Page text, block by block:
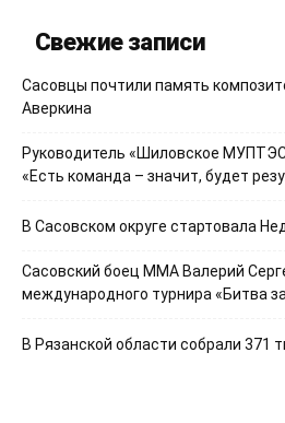
Свежие записи
Сасовцы почтили память
Аверкина
Руководитель «Шиловское
«Есть команда – значит, будет
В Сасовском округе стартовала
Сасовский боец ММА Валерий
международного турнира «Битва
В Рязанской области собрали 371